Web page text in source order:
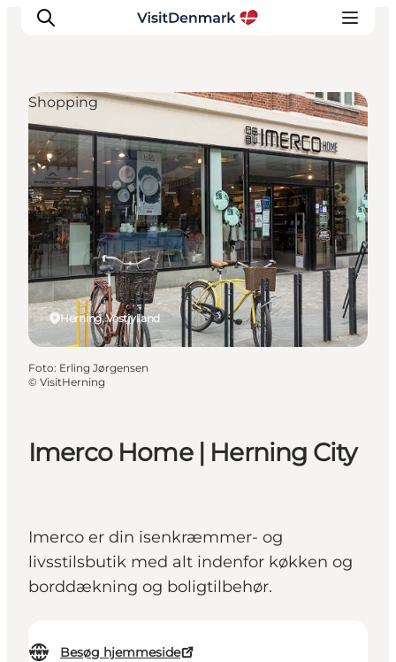
Inspiration
Destinationer
Oplevelser
Overnatning
Planlæg ferien
Imerco Home | Herning City
Imerco er din isenkræmmer- og
livsstilsbutik med alt indenfor køkken og
borddækning og boligtilbehør.
Besøg hjemmeside
Herning, Vestjylland
Shopping
Foto: Erling Jørgensen
© VisitHerning